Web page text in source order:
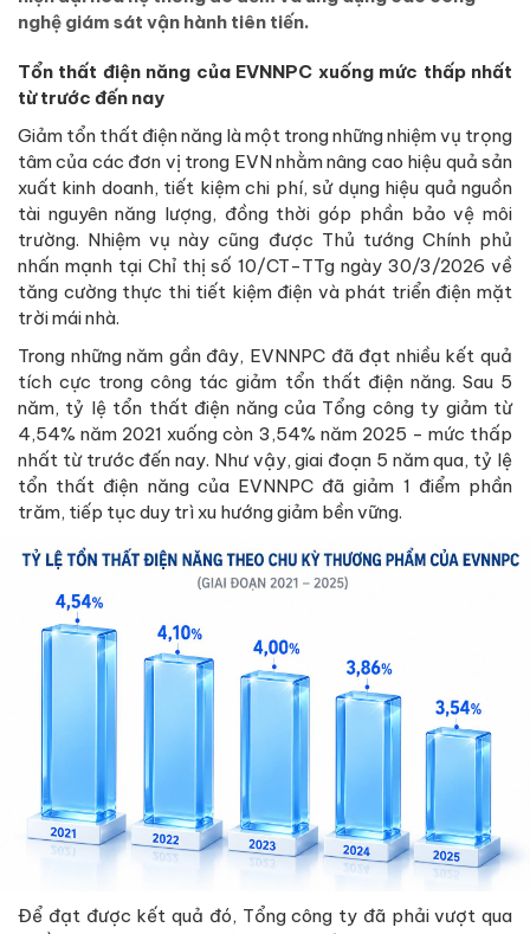
nghệ giám sát vận hành tiên tiến.
Tổn thất điện năng của EVNNPC xuống mức thấp nhất
từ trước đến nay
Giảm tổn thất điện năng là một trong những nhiệm vụ trọng
tâm của các đơn vị trong EVN nhằm nâng cao hiệu quả sản
xuất kinh doanh, tiết kiệm chi phí, sử dụng hiệu quả nguồn
tài nguyên năng lượng, đồng thời góp phần bảo vệ môi
trường. Nhiệm vụ này cũng được Thủ tướng Chính phủ
nhấn mạnh tại Chỉ thị số 10/CT-TTg ngày 30/3/2026 về
tăng cường thực thi tiết kiệm điện và phát triển điện mặt
trời mái nhà.
Trong những năm gần đây, EVNNPC đã đạt nhiều kết quả
tích cực trong công tác giảm tổn thất điện năng. Sau 5
năm, tỷ lệ tổn thất điện năng của Tổng công ty giảm từ
4,54% năm 2021 xuống còn 3,54% năm 2025 - mức thấp
nhất từ trước đến nay. Như vậy, giai đoạn 5 năm qua, tỷ lệ
tổn thất điện năng của EVNNPC đã giảm 1 điểm phần
trăm, tiếp tục duy trì xu hướng giảm bền vững.
Để đạt được kết quả đó, Tổng công ty đã phải vượt qua